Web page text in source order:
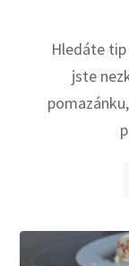
Hledáte
jste